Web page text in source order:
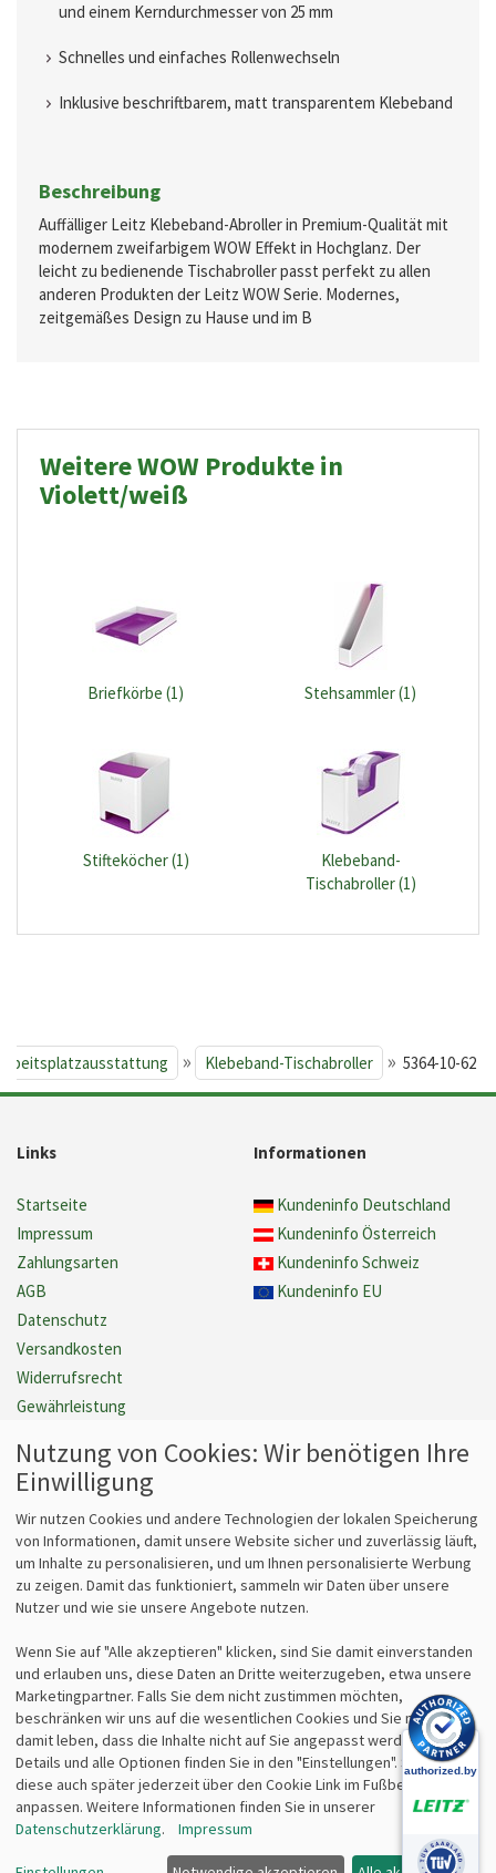
und einem Kerndurchmesser von 25 mm
Schnelles und einfaches Rollenwechseln
Inklusive beschriftbarem, matt transparentem Klebeband
Beschreibung
Auffälliger Leitz Klebeband-Abroller in Premium-Qualität mit
modernem zweifarbigem WOW Effekt in Hochglanz. Der
leicht zu bedienende Tischabroller passt perfekt zu allen
anderen Produkten der Leitz WOW Serie. Modernes,
zeitgemäßes Design zu Hause und im B
Weitere WOW Produkte in
Violett/weiß
Briefkörbe (1) Stehsammler (1)
Stifteköcher (1)
Klebeband-
Tischabroller (1)
» Klebeband-Tischabroller » 5364-10-62
Links
Startseite
Impressum
Zahlungsarten
AGB
Datenschutz
Versandkosten
Widerrufsrecht
Gewährleistung
Cookie Einstellungen verwalten
Vertrag widerrufen
Informationen
Kundeninfo Deutschland
Kundeninfo Österreich
Kundeninfo Schweiz
Kundeninfo EU
Fragen
Kontaktformular
Fragen zum Vertrieb?
info@lz-fachshop.de
Fragen zum Internetshop?
webmaster@lz-fachshop.de
Kontakt
bits&paper GmbH
Sonnenstr. 6
85764 Oberschleißheim
Tel 089/315 70 30
Fax 089/315 33 45
Alle Texte, Grafiken, Bilder und das Layout sind urheberrechtlich
geschützt und dürfen nicht ohne ausdrückliche, schriftliche
Erlaubnis weiterverwendet werden.
© 2026 bits&paper GmbH - Leitz WOW Klebeband-Tischabroller
Nutzung von Cookies: Wir benötigen Ihre
Einwilligung
Wir nutzen Cookies und andere Technologien der lokalen Speicherung
von Informationen, damit unsere Website sicher und zuverlässig läuft,
um Inhalte zu personalisieren, und um Ihnen personalisierte Werbung
zu zeigen. Damit das funktioniert, sammeln wir Daten über unsere
Nutzer und wie sie unsere Angebote nutzen.
Wenn Sie auf "Alle akzeptieren" klicken, sind Sie damit einverstanden
und erlauben uns, diese Daten an Dritte weiterzugeben, etwa unsere
Marketingpartner. Falls Sie dem nicht zustimmen möchten,
beschränken wir uns auf die wesentlichen Cookies und Sie müssen
damit leben, dass die Inhalte nicht auf Sie angepasst werden. Weitere
Details und alle Optionen finden Sie in den "Einstellungen". Sie können
diese auch später jederzeit über den Cookie Link im Fußbereich
anpassen. Weitere Informationen finden Sie in unserer
Datenschutzerklärung. Impressum